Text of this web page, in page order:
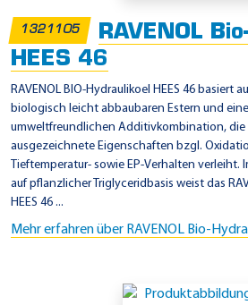
F
-
2
1321105
RAVENOL
HEES 46
RAVENOL BIO-Hydraulikoel HEES 46 basiert
biologisch leicht abbaubaren Estern und
umweltfreundlichen Additivkombination, die
ausgezeichnete Eigenschaften bzgl.
Tieftemperatur- sowie EP-Verhalten verleiht.
auf pflanzlicher Triglyceridbasis weist das
HEES 46 ...
Mehr erfahren über RAVENOL Bio-